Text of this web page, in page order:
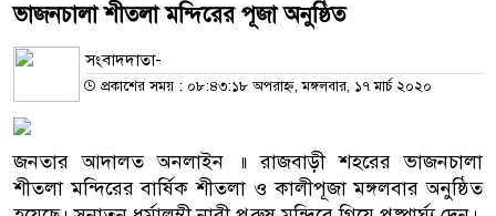
ভাজনচালা শীতলা মন্দিরের পূজা অনুষ্ঠিত
সংবাদদাতা-
প্রকাশের সময় : ০৮:৪৩:১৮ অপরাহ্ন, মঙ্গলবার, ১৭ মার্চ ২০২০
জনতার আদালত অনলাইন ॥ রাজবাড়ী শহরের ভাজনচালা
শীতলা মন্দিরের বার্ষিক শীতলা ও কালীপূজা মঙ্গলবার অনুষ্ঠিত